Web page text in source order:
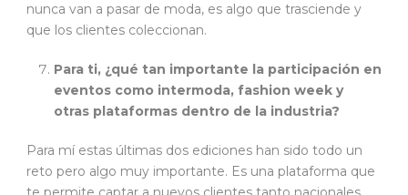
nunca van a pasar de moda, es algo que trasciende y
que los clientes coleccionan.
Para ti, ¿qué tan importante la participación en
eventos como intermoda, fashion week y
otras plataformas dentro de la industria?
Para mí estas últimas dos ediciones han sido todo un
reto pero algo muy importante. Es una plataforma que